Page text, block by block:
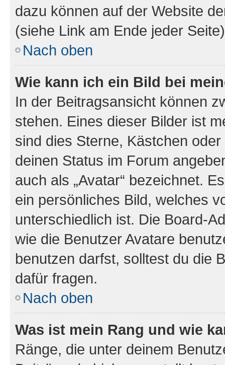
dazu können auf der Website
(siehe Link am Ende jeder
Nach oben
Wie kann ich ein Bild bei
In der Beitragsansicht können
stehen. Eines dieser Bilder ist
sind dies Sterne, Kästchen
deinen Status im Forum
auch als „Avatar“ bezeichnet.
ein persönliches Bild, welches
unterschiedlich ist. Die Board-
wie die Benutzer Avatare
benutzen darfst, solltest du die
dafür fragen.
Nach oben
Was ist mein Rang und wie
Ränge, die unter deinem